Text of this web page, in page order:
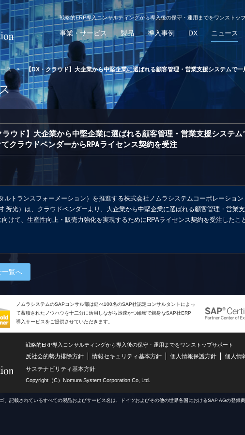
戦略的ERP導入コンサルティングから導入後の保守・運用までをワンストッ
事業・サービス 製品 導入事例 DX ニュース
ス >【DX・クラウド】大企業から中堅企業に選ばれる顧客管理・営業支援システムで
ラウド】大企業から中堅企業に選ばれる顧客管理・営業支援システ
クラウドベンダーからRPAライセンス契約を受注
ルトランスフォーメーション）を推進する株式会社ノムラシステムコーポレーショ
芳光）は、クラウドベンダーより、大企業から中堅企業に選ばれる顧客管理・営業
向けて、生産性向上・販売力強化を実現するためにRPAライセンス契約を受注したこ
一覧へ
ノムラシステムのSAPコンサル部は延べ100名のSAP社認定コンサルタントによっ
て蓄積されたノウハウを十二分に活用しながら迅速かつ緻密で親身なSAP社ERP
導入サービスをご提供させていただきます。
戦略的ERP導入コンサルティングから導入後の保守・運用までをワンストップサポート
反社会的勢力排除方針 情報セキュリティ基本方針 個人情報保護方針
個人情
サステナビリティ基本方針
Copyright（C）Nomura System Corporation Co, Ltd.
、記載されているすべての製品およびサービス名は、ドイツおよびその他の世界各国におけるSAP AGの登録商